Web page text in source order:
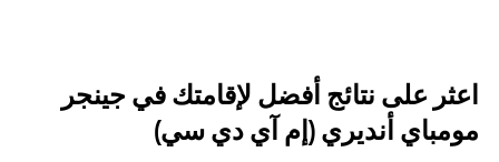
اعثر على نتائج أفضل لإقامتك في جينجر
مومباي أنديري (إم آي دي سي)